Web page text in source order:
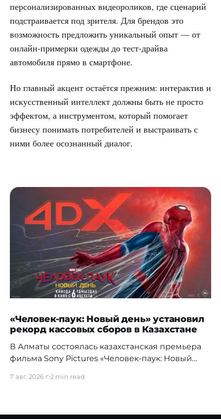
персонализированных видеороликов, где сценарий
подстраивается под зрителя. Для брендов это
возможность предложить уникальный опыт — от
онлайн-примерки одежды до тест-драйва
автомобиля прямо в смартфоне.
Но главный акцент остаётся прежним: интерактив и
искусственный интеллект должны быть не просто
эффектом, а инструментом, который помогает
бизнесу понимать потребителей и выстраивать с
ними более осознанный диалог.
«Человек-паук: Новый день» установил
рекорд кассовых сборов в Казахстане
В Алматы состоялась казахстанская премьера
фильма Sony Pictures «Человек-паук: Новый
установила новый абсолютный рекорд
7 авг. 2026 г.2 min read